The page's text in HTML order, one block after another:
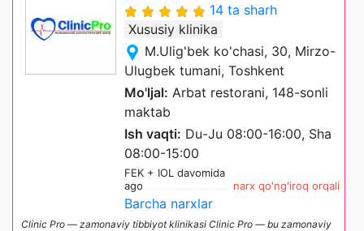
14 ta sharh
Xususiy klinika
M.Ulig'bek ko'chasi, 30, Mirzo-
Ulugbek tumani, Toshkent
Mo'ljal: Arbat restorani, 148-sonli
maktab
Ish vaqti: Du-Ju 08:00-16:00, Sha
08:00-15:00
FEK + IOL davomida
ago
narx qo'ng'iroq orqali
Barcha narxlar
Clinic Pro — zamonaviy tibbiyot klinikasi Clinic Pro — bu zamonaviy